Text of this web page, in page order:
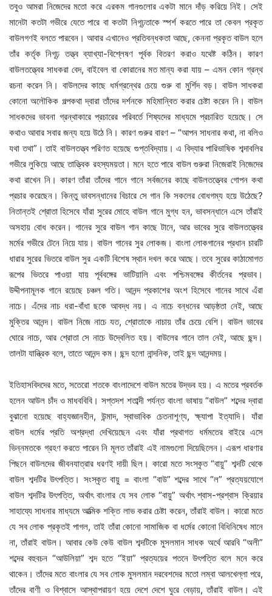
তবুও আমরা নিজেদের মতো করে এরকম গানগুলোর একটা মানে দাঁড় করিয়ে নিই। সেই
মানেটা কতটা গভীরে যেতে পারে বা কতটা নিগূঢ়তাকে স্পর্শ করতে পারে তা কেবল প্রকৃত
বাউলগণই বলতে পারবেন। আবার এখানেও প্রতিবন্ধকতা আছে, কেননা প্রকৃত বাউল হলে
তাঁর কর্তৃক নিগূঢ় তত্ত্ব ব্যাখ্যা-বিশ্লেষণ পূর্বক বিতরণ করাও যথেষ্ট কঠিন। কারণ
বাউলতত্ত্বের সাধকরা বেদ, বাইবেল বা কোরানের মত মান্য করা যায় – এমন কোন গ্রন্থ
রচনা করেন নি। বাউলদের কাছে ধর্মগ্রন্থের চেয়ে গুরু বা মুর্শিদ বড়। বাউল সাধকরা
কোনো অলৌকিক গল্পকথা দ্বারা তাঁদের দর্শনকে মহিমান্বিত করার চেষ্টা করেন নি। বাউল
সাধকদের ভাবনা গ্রন্থাকারে প্রচারের পরিবর্তে শিষ্যদের মাধ্যমে প্রচারিত হয়েছে। সে
কথাও আবার সবার জন্য হয়ে উঠে নি। কারণ গুরুর বারণ – “আপন সাধনার কথা, না বলিও
যথা তথা”। তাই বাউলতত্ত্ব পরিণত হয়েছে গুপ্তবিদ্যায়। এ বিদ্যার পারিভাষিক শব্দাবলির
গভীরে লুকিয়ে আছে তাত্ত্বিক রহস্যময়তা। মনে হতে পারে বাউল গুরুরা নিজেরাই নিজেদের
কথা রাখেন নি। কারণ তাঁরা তাঁদের গানে গানে সর্বজনের কাছে বাউলতত্ত্বের গোপন কথা
প্রচার করেছেন। কিন্তু ভাবসন্ধানের বিচারে সে গান কি সকলের বোধগম্য হয়ে উঠেছে?
নিতান্তই শ্রোতা হিসেবে যাঁরা সুরের মোহে বাউল গানে মুগ্ধ হন, ভাবসন্ধানে এসে তাঁরাই
অসহায় বোধ করেন। গানের সুরে বাউল গান কাছে টানে, আর ভাবের সুরে বাউলতত্ত্বের
মর্মের গভীরে টেনে নিয়ে যায়। বাউল গানের সুর লোকজ। বাংলা লোকগানের প্রধান চারটি
ধারার সুরের ভিতরে বাউল সুর একটি বিশেষ স্থান দখল করে আছে। তবে সুরের কাঠামোগত
রূপের ভিতরে পাওয়া যায় পূর্ববঙ্গের ভাটিয়ালি এবং পশ্চিমবঙ্গের কীর্তনের প্রভাব।
উদ্দীপনামূলক গানে রয়েছে চঞ্চল গতি। আনন্দ প্রকাশের অংশ হিসেবে গানের সাথে এঁরা
নাচে। এঁদের নাচ ধরা-বাঁধা ছকে আবদ্ধ নয়। এ নাচে বন্ধনের আড়ষ্ঠতা নেই, আছে
মুক্তির আনন্দ। বাউল নিজে নাচে যত, শ্রোতাকে নাচায় তাঁর চেয়ে বেশি। বাউল ভাবের
ঘোরে নাচে, আর শ্রোতা সে নাচে উদ্বেলিত হয়। বাউলের গানে তাল নেই, আছে ছন্দ।
তালটা যান্ত্রিক বলে, তাতে আনন্দ কম। ছন্দ হলো নান্দনিক, তাই ছন্দ আনন্দময়।
ইতিহাসবিদদের মতে, সতেরো শতকে বাংলাদেশে বাউল মতের উদ্ভব হয়। এ মতের প্রবর্তক
হলেন আউল চাঁদ ও মাধববিবি। সপ্তদশ শতাব্দী পর্যন্ত বাংলা ভাষায় “বাউল” শব্দের দ্বারা
বুঝানো হয়েছে বাহ্যজ্ঞানহীন, উন্মাদ, স্বাভাবিক চেতনাশূণ্য, ক্ষ্যাপা ইত্যাদি। যাঁরা
বাউল ধর্মের প্রতি অশ্রদ্ধা দেখিয়েছেন এবং যাঁরা প্রথাগত ধর্মমতের বাইরে এসে
ভিন্নমতকে গ্রহণ করতে পারেন নি মূলত তাঁরাই এই নামগুলো দিয়েছিলেন। এরূপ ধারণার
পিছনে বাউলদের জীবনযাত্রার ধরণই দায়ী ছিল। কারো মতে সংস্কৃত “বায়ু” শব্দটি থেকে
বাউল শব্দটির উৎপত্তি। সংস্কৃত বায়ু = বাংলা “বাউ” শব্দের সাথে “ল” প্রত্যয়যোগে
বাউল শব্দটির উৎপত্তি, অর্থাৎ বাংলার যে সব লোক “বায়ু” অর্থাৎ শ্বাস-প্রশ্বাস ক্রিয়ার
সাহায্যে সাধনার মাধ্যমে আত্মিক শক্তি লাভ করার চেষ্টা করেন, তাঁরাই বাউল। কারো মতে
যে সব লোক প্রকৃতই পাগল, তাই তাঁরা কোনো সামাজিক বা ধর্মের কোনো বিধিনিষেধ মানে
না, তাঁরাই বাউল। আবার কেউ কেউ বাউল শব্দটিকে মুসলমান সাধক অর্থে আরবি “অলী”
শব্দের বহুবচন “আউলিয়া” শব্দ হতে “ইয়া” প্রত্যয়ের পতনে উৎপত্তি বলে মনে করে
থাকেন। তাঁদের মতে বাংলার যে সব লোক মুসলমান দরবেশদের মতো লম্বা আলখেল্লা পরে,
তাঁদের বাণী ও বিশ্বাসে আস্থাপরায়ণ হয়ে দেশে দেশে ঘুরে বেড়ায়, তাঁরাই বাউল। এই